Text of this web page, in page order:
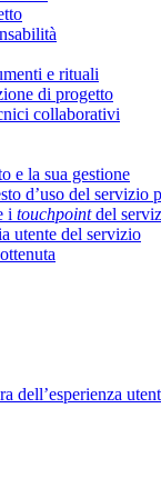
e rituali
di progetto
collaborativi
e la sua gestione
d’uso del servizio
i touchpointdel
utente del servizio
dell’esperienza